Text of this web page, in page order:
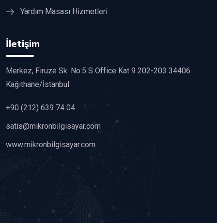
Yardım Masası Hizmetleri
İletişim
Merkez, Firuze Sk. No:5 S Office Kat 9 202-203 34406
Kağıthane/İstanbul
+90 (212) 639 74 04
satis@mikronbilgisayar.com
www.mikronbilgisayar.com